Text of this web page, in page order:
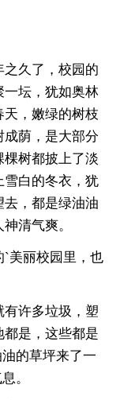
久了，校园的
一坛，犹如奥林
天，嫩绿的树枝
成荫，是大部分
树都披上了淡
雪白的冬衣，犹
，都是绿油油
清气爽。
`美丽校园里，也
许多垃圾，塑
是，这些都是
的草坪来了一
。